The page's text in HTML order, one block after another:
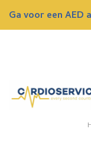
Ga voor een